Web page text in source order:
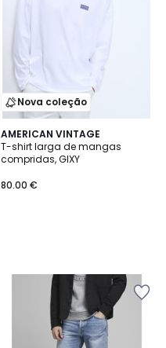
Nova coleção
AMERICAN VINTAGE
T-shirt larga de mangas
compridas, GIXY
80.00 €